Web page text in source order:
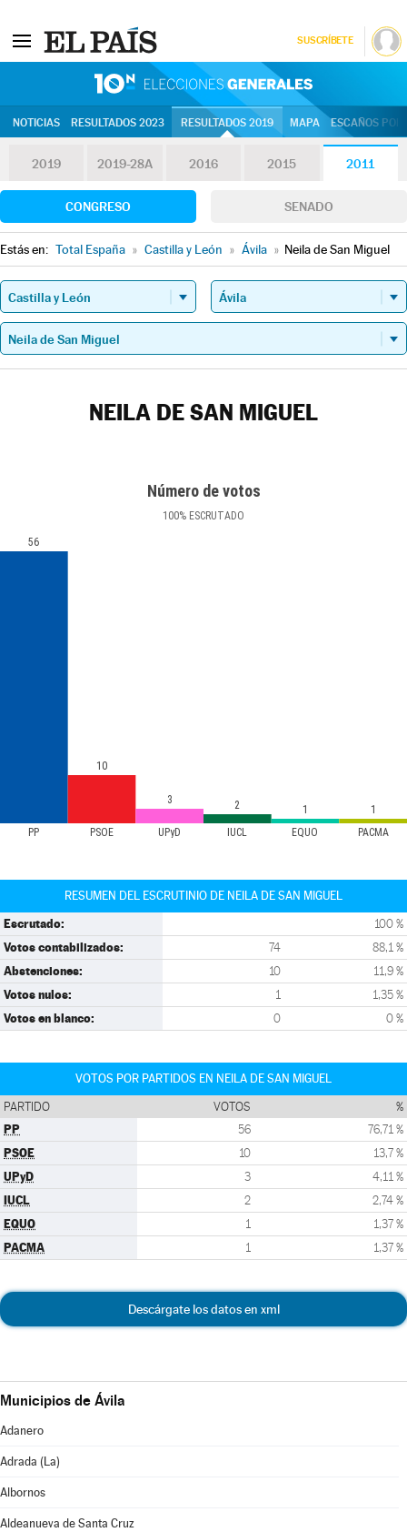
SUSCRÍBETE
NOTICIAS RESULTADOS 2023 RESULTADOS 2019 MAPA ESCAÑOS
2019 2019-28A 2016 2015 2011
CONGRESO SENADO
Estás en: Total España » Castilla y León » Ávila » Neila de San Miguel
NEILA DE SAN MIGUEL
Número de votos
100% ESCRUTADO
PP PSOE UPyD IUCL EQUO PACMA
56
10
3 2 1 1
RESUMEN DEL ESCRUTINIO DE NEILA DE SAN MIGUEL
Escrutado: 100 %
Votos contabilizados: 74 88,1 %
Abstenciones: 10 11,9 %
Votos nulos: 1 1,35 %
Votos en blanco: 0 0 %
VOTOS POR PARTIDOS EN NEILA DE SAN MIGUEL
PARTIDO VOTOS %
PP 56 76,71 %
PSOE 10 13,7 %
UPyD 3 4,11 %
IUCL 2 2,74 %
EQUO 1 1,37 %
PACMA 1 1,37 %
Descárgate los datos en xml
Municipios de Ávila
Adanero
Adrada (La)
Albornos
Aldeanueva de Santa Cruz